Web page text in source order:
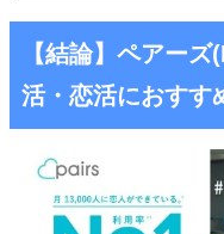
【結論】ペアー
活・恋活におすす